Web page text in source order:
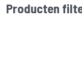
Producten